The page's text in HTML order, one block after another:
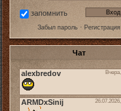
запомнить
Забыл пароль· Регистрация
Чат